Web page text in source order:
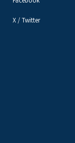
X / Twitter